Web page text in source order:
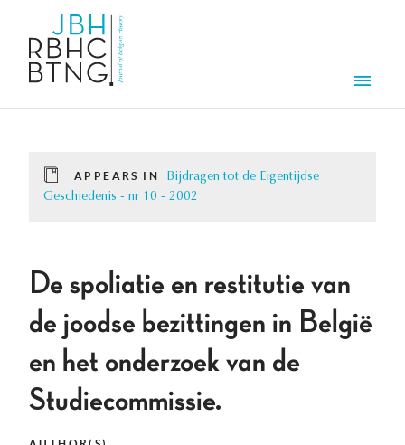
APPEARS IN
Bijdragen tot de Eigentijdse
Geschiedenis - nr 10 - 2002
De spoliatie en restitutie van
de joodse bezittingen in België
en het onderzoek van de
Studiecommissie.